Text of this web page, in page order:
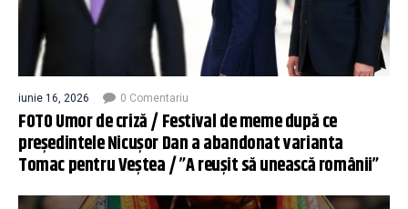
iunie 16, 2026 0 Comentariu
FOTO Umor de criză / Festival de meme după ce
președintele Nicușor Dan a abandonat varianta
Tomac pentru Veștea / ”A reușit să unească românii”